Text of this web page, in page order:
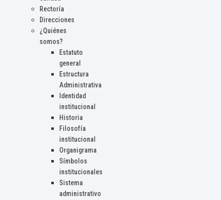
Rectoría
Direcciones
¿Quiénes
somos?
Estatuto
general
Estructura
Administrativa
Identidad
institucional
Historia
Filosofía
institucional
Organigrama
Símbolos
institucionales
Sistema
administrativo